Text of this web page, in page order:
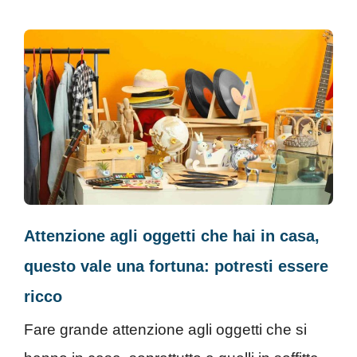
Attenzione agli oggetti che hai in casa,
questo vale una fortuna: potresti essere
ricco
Fare grande attenzione agli oggetti che si